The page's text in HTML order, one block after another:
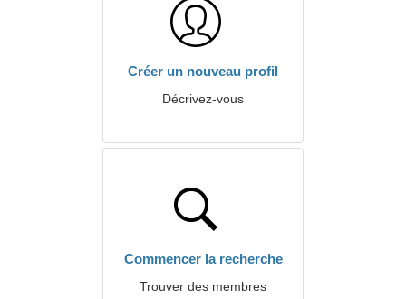
Créer un nouveau profil
Décrivez-vous
Commencer la recherche
Trouver des membres